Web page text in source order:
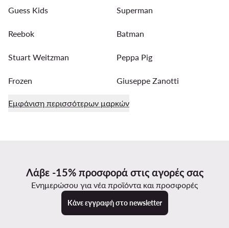
Guess Kids Superman
Reebok Batman
Stuart Weitzman Peppa Pig
Frozen Giuseppe Zanotti
Εμφάνιση περισσότερων μαρκών
Λάβε -15% προσφορά στις αγορές σας
Ενημερώσου για νέα προϊόντα και προσφορές
Κάνε εγγραφή στο newsletter